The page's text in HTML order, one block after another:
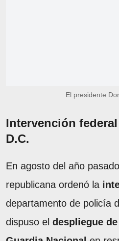
El presidente
Intervención
D.C.
En agosto del año
republicana ordenó la
departamento de policía
dispuso el despliegue